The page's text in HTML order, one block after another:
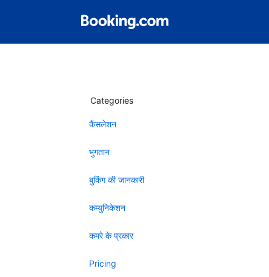
Categories
कैंसलेशन
भुगतान
बुकिंग की जानकारी
कम्युनिकेशन
कमरे के प्रकार
Pricing